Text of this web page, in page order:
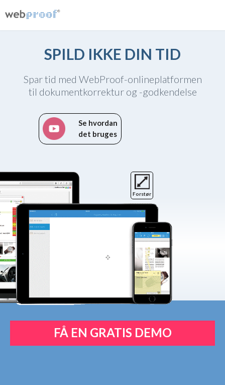
SPILD IKKE DIN TID
Spar tid med WebProof-onlineplatformen
til dokumentkorrektur og -godkendelse
Se hvordan
det bruges
Forstør
FÅ EN GRATIS DEMO